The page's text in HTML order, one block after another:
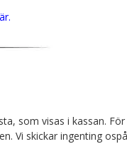
som visas i kassan.
Vi skickar ingenting